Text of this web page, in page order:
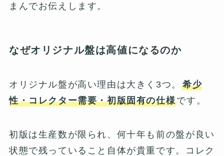
まんでお伝えします。
なぜオリジナル盤は高値になるのか
オリジナル盤が高い理由は大きく3つ。 希少
性・コレクター需要・初版固有の仕様です。
初版は生産数が限られ、何十年も前の盤が良い
状態で残っていること自体が貴重です。コレク